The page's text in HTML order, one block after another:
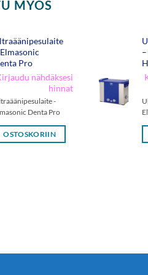
MYÖS
Pro
nähdäksesi
hinnat
-
Denta Pro
OSTOSKORIIN
H